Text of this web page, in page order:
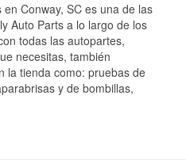
en Conway, SC es una de las
Auto Parts a lo largo de los
todas las autopartes,
necesitas, también
la tienda como: pruebas de
y de bombillas,